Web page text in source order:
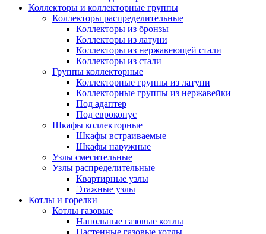
Коллекторы и коллекторные группы
Коллекторы распределительные
Коллекторы из бронзы
Коллекторы из латуни
Коллекторы из нержавеющей стали
Коллекторы из стали
Группы коллекторные
Коллекторные группы из латуни
Коллекторные группы из нержавейки
Под адаптер
Под евроконус
Шкафы коллекторные
Шкафы встраиваемые
Шкафы наружные
Узлы смесительные
Узлы распределительные
Квартирные узлы
Этажные узлы
Котлы и горелки
Котлы газовые
Напольные газовые котлы
Настенные газовые котлы